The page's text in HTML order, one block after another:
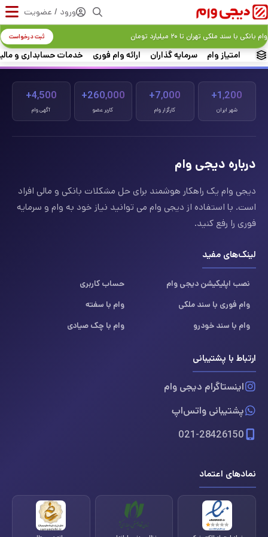
ورود / عضویت
امتیاز وام سرمایه گذاران ارائه وام فوری خدمات حسابداری و
وام بانکی با سند ملکی تهران تا ۲۰ میلیارد تومان ثبت درخواست
1,200+
شهر ایران
7,000+
کارگزار وام
260,000+
کاربر عضو
4,500+
آگهی وام
درباره دیجی وام
دیجی وام یک راهکار هوشمند برای حل مشکلات بانکی و مالی افراد
است. با استفاده از دیجی وام می توانید نیاز خود به وام و سرمایه
فوری را رفع کنید.
لینک‌های مفید
نصب اپلیکیشن دیجی وام
حساب کاربری
وام فوری با سند ملکی
وام با سفته
وام با سند خودرو
وام با چک صیادی
ارتباط با پشتیبانی
اینستاگرام دیجی وام
پشتیبانی واتس‌اپ
021-28426150
نمادهای اعتماد